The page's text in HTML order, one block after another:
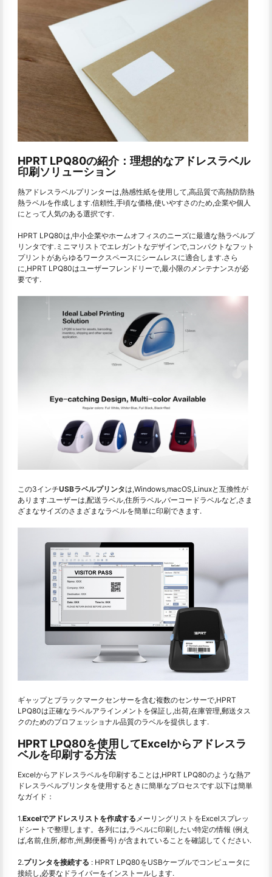
HPRT LPQ80の紹介：理想的なアドレスラベル
印刷ソリューション
熱アドレスラベルプリンターは,熱感性紙を使用して,高品質で高熱防防熱
熱ラベルを作成します.信頼性,手頃な価格,使いやすさのため,企業や個人
にとって人気のある選択です.
HPRT LPQ80は,中小企業やホームオフィスのニーズに最適な熱ラベルプ
リンタです.ミニマリストでエレガントなデザインで,コンパクトなフット
プリントがあらゆるワークスペースにシームレスに適合します.さら
に,HPRT LPQ80はユーザーフレンドリーで,最小限のメンテナンスが必
要です.
この3インチUSBラベルプリンタは,Windows,macOS,Linuxと互換性が
あります.ユーザーは,配送ラベル,住所ラベル,バーコードラベルなど,さま
ざまなサイズのさまざまなラベルを簡単に印刷できます.
ギャップとブラックマークセンサーを含む複数のセンサーで,HPRT
LPQ80は正確なラベルアラインメントを保証し,出荷,在庫管理,郵送タス
クのためのプロフェッショナル品質のラベルを提供します.
HPRT LPQ80を使用してExcelからアドレスラ
ベルを印刷する方法
Excelからアドレスラベルを印刷することは,HPRT LPQ80のような熱ア
ドレスラベルプリンタを使用するときに簡単なプロセスです.以下は簡単
なガイド：
1.Excelでアドレスリストを作成する メーリングリストをExcelスプレッ
ドシートで整理します。各列には,ラベルに印刷したい特定の情報 (例え
ば,名前,住所,都市,州,郵便番号) が含まれていることを確認してください.
2.プリンタを接続する : HPRT LPQ80をUSBケーブルでコンピュータに
接続し,必要なドライバーをインストールします.